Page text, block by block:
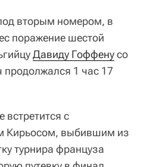
вторым номером, в
поражение шестой
Давиду Гоффенусо
1 час 17
встретится с
Кирьосом, выбившим из
турнира француза